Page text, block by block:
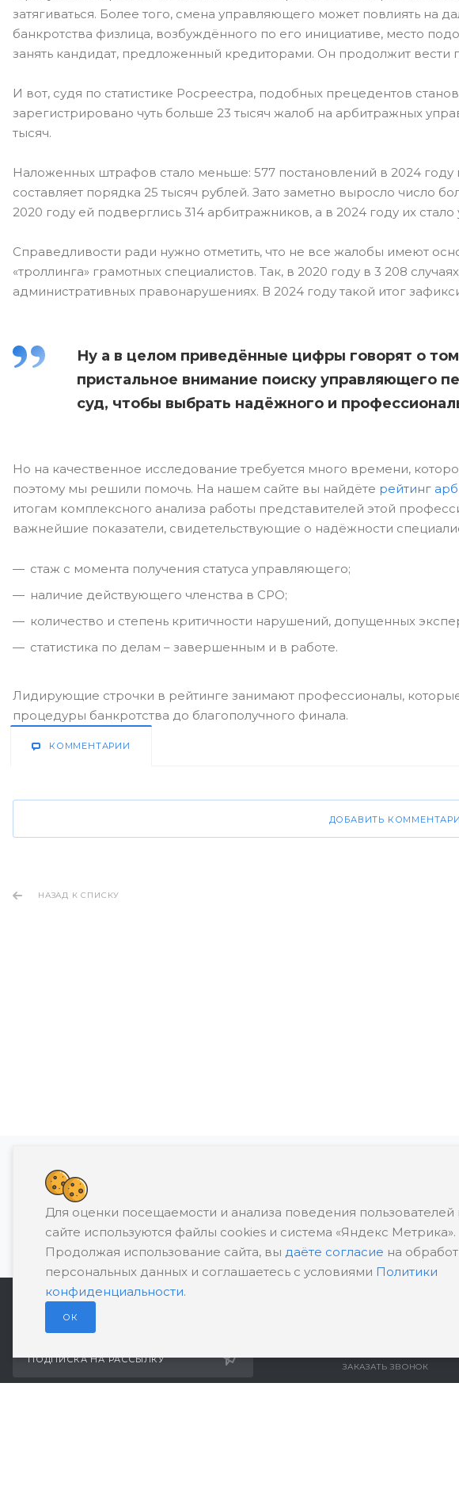
затягиваться. Более того, смена управляющего может повлиять на
банкротства физлица, возбуждённого по его инициативе, место
занять кандидат, предложенный кредиторами. Он продолжит вести
И вот, судя по статистике Росреестра, подобных прецедентов
зарегистрировано чуть больше 23 тысяч жалоб на арбитражных
тысяч.
Наложенных штрафов стало меньше: 577 постановлений в 2024
составляет порядка 25 тысяч рублей. Зато заметно выросло число
2020 году ей подверглись 314 арбитражников, а в 2024 году их стало
Справедливости ради нужно отметить, что не все жалобы имеют
«троллинга» грамотных специалистов. Так, в 2020 году в 3 208
административных правонарушениях. В 2024 году такой итог
Ну а в целом приведённые цифры говорят о
пристальное внимание поиску управляющего
суд, чтобы выбрать надёжного и
Но на качественное исследование требуется много времени,
поэтому мы решили помочь. На нашем сайте вы найдёте рейтинг
итогам комплексного анализа работы представителей этой
важнейшие показатели, свидетельствующие о надёжности
стаж с момента получения статуса управляющего;
наличие действующего членства в СРО;
количество и степень критичности нарушений, допущенных
статистика по делам – завершенным и в работе.
Лидирующие строчки в рейтинге занимают профессионалы,
процедуры банкротства до благополучного финала.
КОММЕНТАРИИ
ДОБАВИТЬ
НАЗАД К СПИСКУ
Банкротство влечет негативные последствия, в том
Предварительно
ПОДПИСКА НА РАССЫЛКУ
ЗАКАЗАТЬ ЗВОНОК
Для оценки посещаемости и анализа поведения пользователей
сайте используются файлы cookies и система «Яндекс Метрика».
Продолжая использование сайта, вы даёте согласие на
персональных данных и соглашаетесь с условиями Политики
конфиденциальности.
ОК